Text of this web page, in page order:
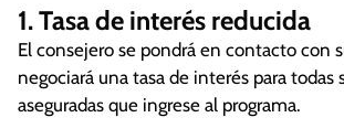
1. Tasa de interés reducida
El consejero se pondrá en contacto con
negociará una tasa de interés para todas
aseguradas que ingrese al programa.